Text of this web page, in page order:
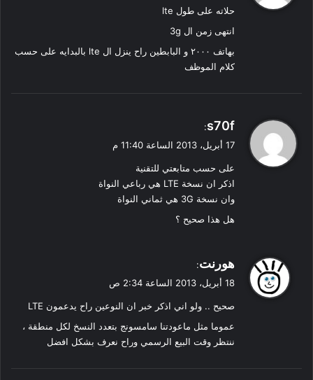
ل
حلاته على طول lte
انتهى زمن ال 3g
بهاتف ٢٠٠٠ و البابطين راح ينزل ال lte بالبدايه على حسب
كلام الموظف
ي
ل
s70f
:
17 أبريل، 2013 الساعة 11:40 م
على حسب متابعتي للتقنية
اذكر ان نسخة LTE هي رباعي النواة
وان نسخة 3G هي ثماني النواة
هل هذا صحيح ؟
ل
هورنت:
18 أبريل، 2013 الساعة 2:34 ص
صحيح .. ولو اني اذكر خبر ان النوعين راح يدعمون LTE
عموما مثل ماعودتنا سامسونج بتعدد النسخ لكل منطقة ،
ننتظر وقت البيع الرسمي وراح نعرف بشكل افضل